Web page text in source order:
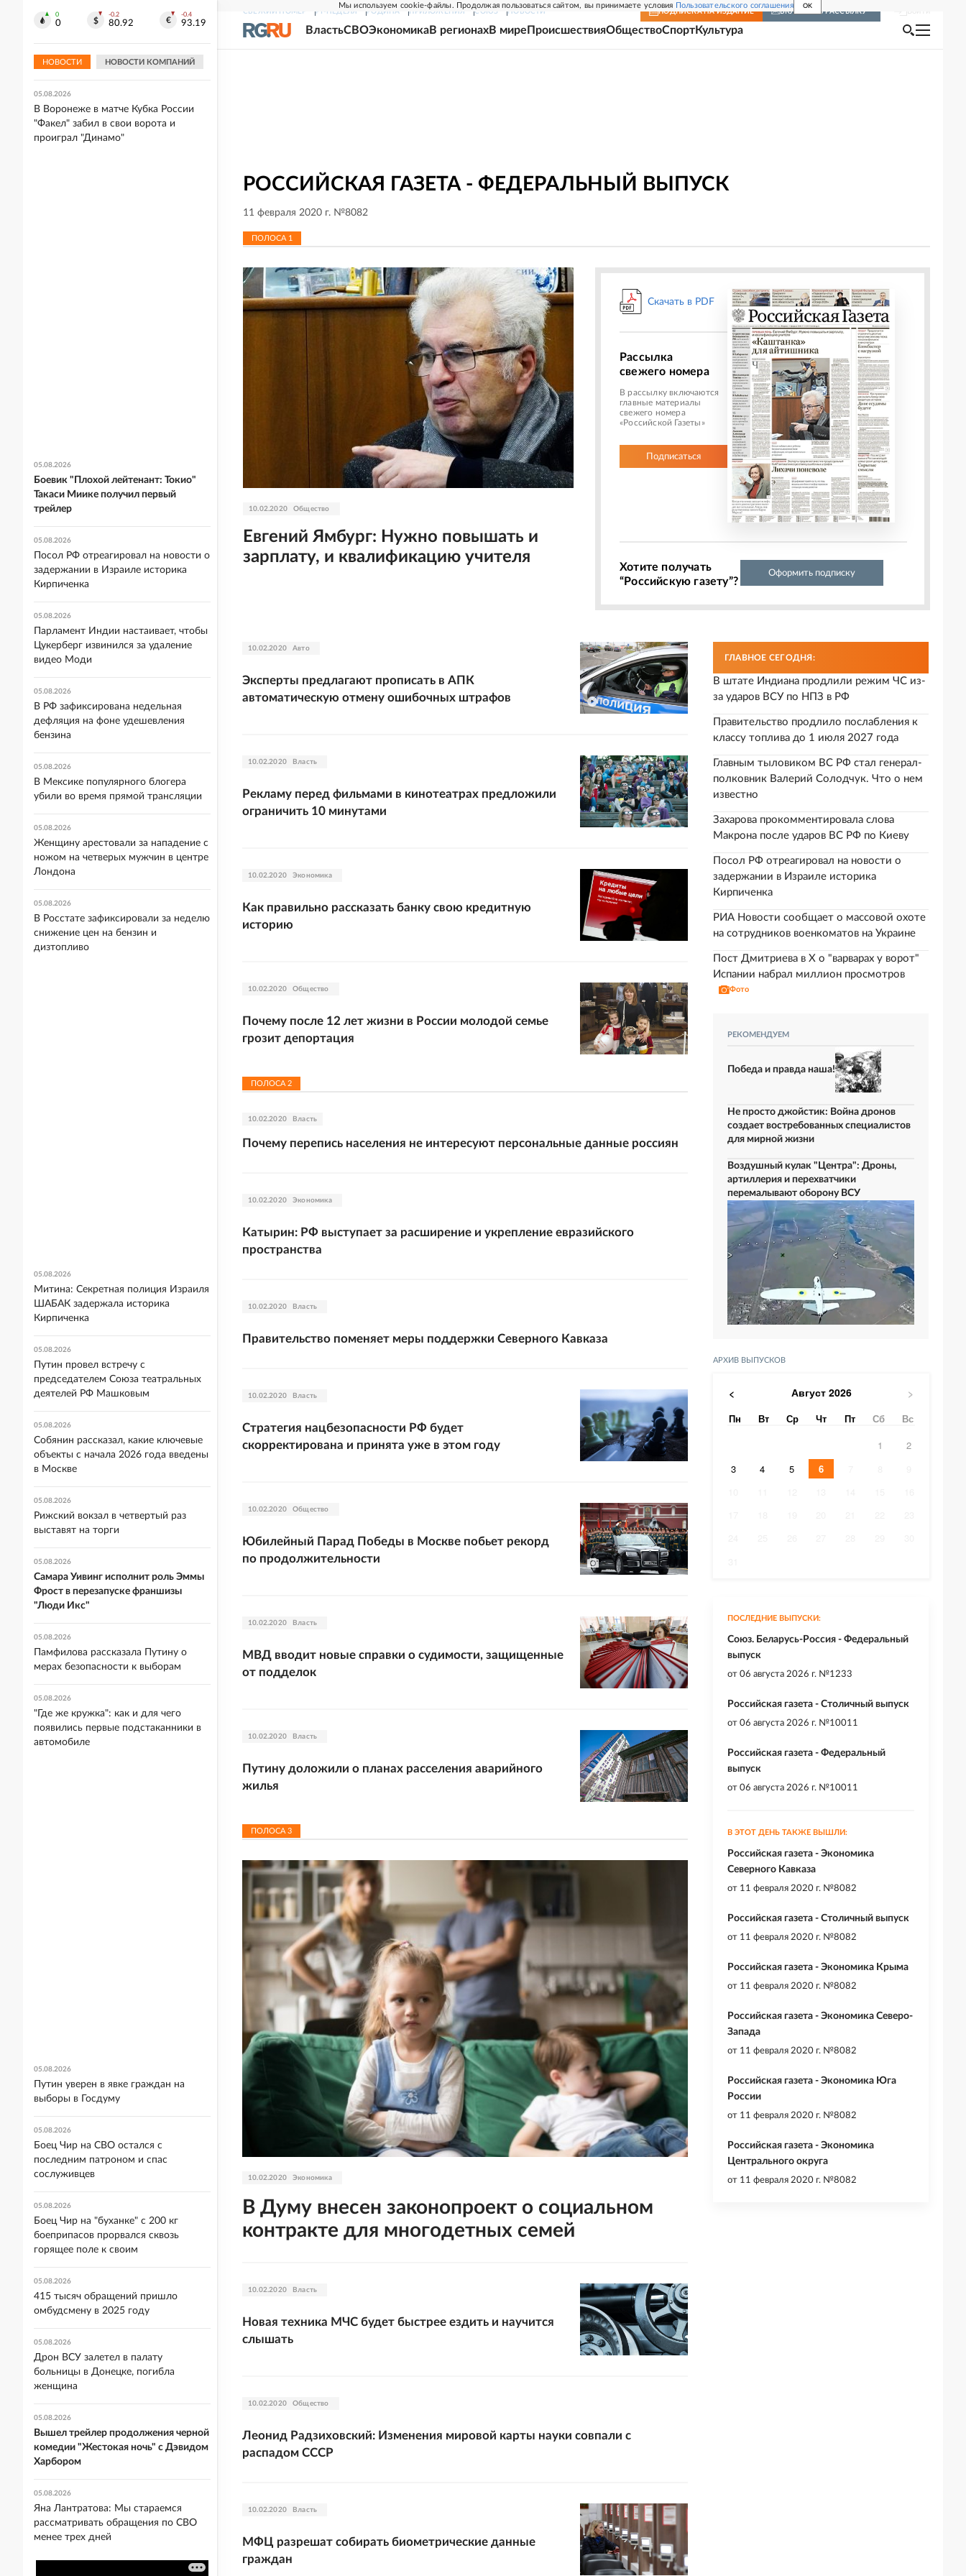
Мы используем cookie-файлы. Продолжая пользоваться сайтом, вы принимаете условия Пользовательского соглашения OK
СВЕЖИЙ НОМЕР РГ-НЕДЕЛЯ РОДИНА ПРИЛОЖЕНИЯ СОЮЗ НОВОСТИ ПОДПИСКА НА ИЗДАНИЕ ВКЛЮЧИТЬ РАССЫЛКУ
ВластьСВОЭкономикаВ регионахВ мире ПроисшествияОбществоСпортКультура
РОССИЙСКАЯ ГАЗЕТА - ФЕДЕРАЛЬНЫЙ ВЫПУСК
11 февраля 2020 г. №8082
ПОЛОСА 1
10.02.2020 Общество
Евгений Ямбург: Нужно повышать и
зарплату, и квалификацию учителя
Скачать в PDF
Рассылка
свежего номера
В рассылку включаются
главные материалы
свежего номера
«Российской Газеты»
Подписаться
Хотите получать
“Российскую газету”?
Оформить подписку
10.02.2020 Авто
Эксперты предлагают прописать в АПК
автоматическую отмену ошибочных штрафов
10.02.2020 Власть
Рекламу перед фильмами в кинотеатрах предложили
ограничить 10 минутами
10.02.2020 Экономика
Как правильно рассказать банку свою кредитную
историю
10.02.2020 Общество
Почему после 12 лет жизни в России молодой семье
грозит депортация
ПОЛОСА 2
10.02.2020 Власть
Почему перепись населения не интересуют персональные данные россиян
10.02.2020 Экономика
Катырин: РФ выступает за расширение и укрепление евразийского
пространства
10.02.2020 Власть
Правительство поменяет меры поддержки Северного Кавказа
10.02.2020 Власть
Стратегия нацбезопасности РФ будет
скорректирована и принята уже в этом году
10.02.2020 Общество
Юбилейный Парад Победы в Москве побьет рекорд
по продолжительности
10.02.2020 Власть
МВД вводит новые справки о судимости, защищенные
от подделок
10.02.2020 Власть
Путину доложили о планах расселения аварийного
жилья
ПОЛОСА 3
10.02.2020 Экономика
В Думу внесен законопроект о социальном
контракте для многодетных семей
10.02.2020 Власть
Новая техника МЧС будет быстрее ездить и научится
слышать
10.02.2020 Общество
Леонид Радзиховский: Изменения мировой карты науки совпали с
распадом СССР
10.02.2020 Власть
МФЦ разрешат собирать биометрические данные
граждан
ГЛАВНОЕ СЕГОДНЯ:
В штате Индиана продлили режим ЧС из-
за ударов ВСУ по НПЗ в РФ
Правительство продлило послабления к
классу топлива до 1 июля 2027 года
Главным тыловиком ВС РФ стал генерал-
полковник Валерий Солодчук. Что о нем
известно
Захарова прокомментировала слова
Макрона после ударов ВС РФ по Киеву
Посол РФ отреагировал на новости о
задержании в Израиле историка
Кирпиченка
РИА Новости сообщает о массовой охоте
на сотрудников военкоматов на Украине
Пост Дмитриева в X о "варварах у ворот"
Испании набрал миллион просмотров
Фото
РЕКОМЕНДУЕМ
Победа и правда наша!
Не просто джойстик: Война дронов
создает востребованных специалистов
для мирной жизни
Воздушный кулак "Центра": Дроны,
артиллерия и перехватчики
перемалывают оборону ВСУ
АРХИВ ВЫПУСКОВ
< Август 2026 >
Пн Вт Ср Чт Пт Сб
Вс
1
2
3
4 5 6
ПОСЛЕДНИЕ ВЫПУСКИ:
Союз. Беларусь-Россия - Федеральный
выпуск
от 06 августа 2026 г. №1233
Российская газета - Столичный выпуск
от 06 августа 2026 г. №10011
Российская газета - Федеральный
выпуск
от 06 августа 2026 г. №10011
В ЭТОТ ДЕНЬ ТАКЖЕ ВЫШЛИ:
Российская газета - Экономика
Северного Кавказа
от 11 февраля 2020 г. №8082
Российская газета - Столичный выпуск
от 11 февраля 2020 г. №8082
Российская газета - Экономика Крыма
от 11 февраля 2020 г. №8082
Российская газета - Экономика Северо-
Запада
от 11 февраля 2020 г. №8082
Российская газета - Экономика Юга
России
от 11 февраля 2020 г. №8082
Российская газета - Экономика
Центрального округа
от 11 февраля 2020 г. №8082
0
0
-0.2
80.92
-0.4
93.19
НОВОСТИ НОВОСТИ КОМПАНИЙ
05.08.2026
Воронеже
05.08.2026
В Воронеже в матче Кубка России
"Факел" забил в свои ворота и
проиграл "Динамо"
05.08.2026
Боевик "Плохой лейтенант: Токио"
Такаси Миике получил первый
трейлер
05.08.2026
Посол РФ отреагировал на новости о
задержании в Израиле историка
Кирпиченка
05.08.2026
Парламент Индии настаивает, чтобы
Цукерберг извинился за удаление
видео Моди
05.08.2026
В РФ зафиксирована недельная
дефляция на фоне удешевления
бензина
05.08.2026
В Мексике популярного блогера
убили во время прямой трансляции
05.08.2026
Женщину арестовали за нападение с
ножом на четверых мужчин в центре
Лондона
05.08.2026
В Росстате зафиксировали за неделю
снижение цен на бензин и
дизтопливо
05.08.2026
Митина: Секретная полиция Израиля
ШАБАК задержала историка
Кирпиченка
05.08.2026
Путин провел встречу с
председателем Союза театральных
деятелей РФ Машковым
05.08.2026
Собянин рассказал, какие ключевые
объекты с начала 2026 года введены
в Москве
05.08.2026
Рижский вокзал в четвертый раз
выставят на торги
05.08.2026
Самара Уивинг исполнит роль Эммы
Фрост в перезапуске франшизы
"Люди Икс"
05.08.2026
Памфилова рассказала Путину о
мерах безопасности к выборам
05.08.2026
"Где же кружка": как и для чего
появились первые подстаканники в
автомобиле
05.08.2026
Путин уверен в явке граждан на
выборы в Госдуму
05.08.2026
Боец Чир на СВО остался с
последним патроном и спас
сослуживцев
05.08.2026
Боец Чир на "буханке" с 200 кг
боеприпасов прорвался сквозь
горящее поле к своим
05.08.2026
415 тысяч обращений пришло
омбудсмену в 2025 году
05.08.2026
Дрон ВСУ залетел в палату
больницы в Донецке, погибла
женщина
05.08.2026
Вышел трейлер продолжения черной
комедии "Жестокая ночь" с Дэвидом
Харбором
05.08.2026
Яна Лантратова: Мы стараемся
рассматривать обращения по СВО
менее трех дней